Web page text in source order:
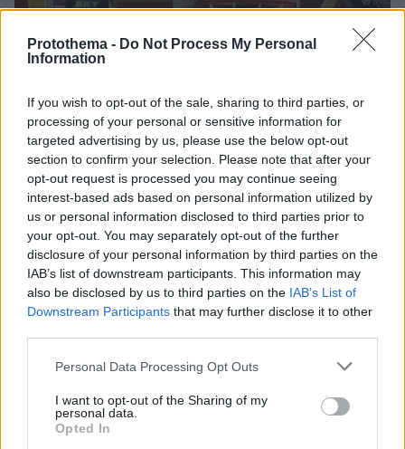
Protothema - Do Not Process My Personal
Information
If you wish to opt-out of the sale, sharing to third parties, or
processing of your personal or sensitive information for
targeted advertising by us, please use the below opt-out
section to confirm your selection. Please note that after your
opt-out request is processed you may continue seeing
interest-based ads based on personal information utilized by
us or personal information disclosed to third parties prior to
your opt-out. You may separately opt-out of the further
disclosure of your personal information by third parties on the
IAB’s list of downstream participants. This information may
also be disclosed by us to third parties on the IAB’s List of
Downstream Participants that may further disclose it to other
Please note that this website/app uses one or more Google
not limited to your visit or usage behaviour. You may click to
grant or deny consent to Google and its third-party tags to
use your data for below specified purposes in below Google
Personal Data Processing Opt Outs
I want to opt-out of the Sharing of my
personal data.
Opted In
την ήττσ
Ένα χαμένο λέι απ του Ρομπέρτο Γκάλινατ έγραψε
τον επίλογο της ήττας του Άρη από την Κλουζ με 59-
61 στο Αλεξάνδρειο σ' ένα συγκλονιστικό παιχνίδι